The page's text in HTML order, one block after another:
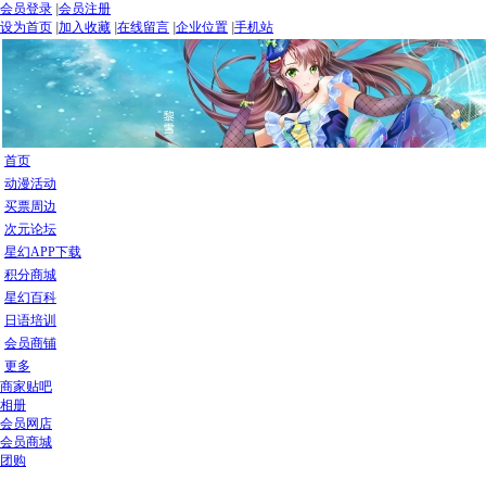
会员登录 会员注册
设为首页 加入收藏 在线留言 企业位置 手机站
首页
动漫活动
买票周边
次元论坛
星幻APP下载
积分商城
星幻百科
日语培训
会员商铺
更多
商家贴吧
相册
会员网店
会员商城
团购